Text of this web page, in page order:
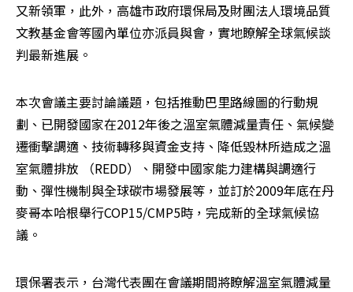
又新領軍，此外，高雄市政府環保局及財團法人環境品質
文教基金會等國內單位亦派員與會，實地瞭解全球氣候談
判最新進展。
本次會議主要討論議題，包括推動巴里路線圖的行動規
劃、已開發國家在2012年後之溫室氣體減量責任、氣候變
遷衝擊調適、技術轉移與資金支持、降低毀林所造成之溫
室氣體排放 （REDD）、開發中國家能力建構與調適行
動、彈性機制與全球碳市場發展等，並訂於2009年底在丹
麥哥本哈根舉行COP15/CMP5時，完成新的全球氣候協
議。
環保署表示，台灣代表團在會議期間將瞭解溫室氣體減量